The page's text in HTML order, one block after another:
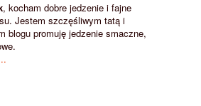
, kocham dobre jedzenie i fajne
Jestem szczęśliwym tatą i
blogu promuję jedzenie smaczne,